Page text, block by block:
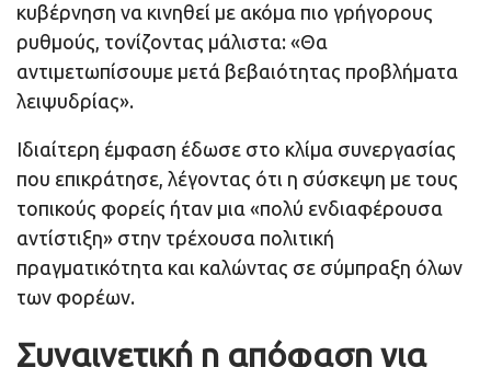
κυβέρνηση να κινηθεί με ακόμα πιο γρήγορους
ρυθμούς, τονίζοντας μάλιστα: «Θα
αντιμετωπίσουμε μετά βεβαιότητας προβλήματα
λειψυδρίας».
Ιδιαίτερη έμφαση έδωσε στο κλίμα συνεργασίας
που επικράτησε, λέγοντας ότι η σύσκεψη με τους
τοπικούς φορείς ήταν μια «πολύ ενδιαφέρουσα
αντίστιξη» στην τρέχουσα πολιτική
πραγματικότητα και καλώντας σε σύμπραξη όλων
των φορέων.
Συναινετική η απόφαση για